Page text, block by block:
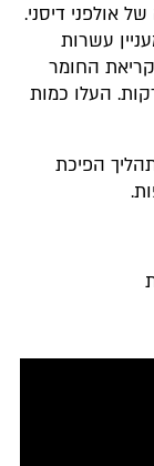
אולפני דיסני.
עשרות
החומר
סרטון אופטימלי אורך לא יותר מ-5 דקות. העלו כמות
הפיכת